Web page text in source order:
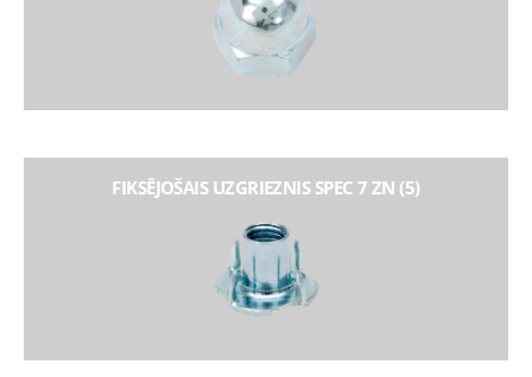
FIKSĒJOŠAIS UZGRIEZNIS SPEC 7 ZN (5)